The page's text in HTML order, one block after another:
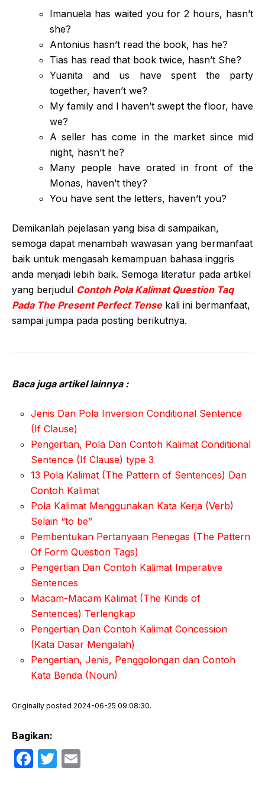
Imanuela has waited you for 2 hours, hasn’t
she?
Antonius hasn’t read the book, has he?
Tias has read that book twice, hasn’t She?
Yuanita and us have spent the party
together, haven’t we?
My family and l haven’t swept the floor, have
we?
A seller has come in the market since mid
night, hasn’t he?
Many people have orated in front of the
Monas, haven’t they?
You have sent the letters, haven’t you?
Demikanlah pejelasan yang bisa di sampaikan,
semoga dapat menambah wawasan yang bermanfaat
baik untuk mengasah kemampuan bahasa inggris
anda menjadi lebih baik. Semoga literatur pada artikel
yang berjudul Contoh Pola Kalimat Question Taq
Pada The Present Perfect Tensekali ini bermanfaat,
sampai jumpa pada posting berikutnya.
Baca juga artikel lainnya :
Jenis Dan Pola Inversion Conditional Sentence
(If Clause)
Pengertian, Pola Dan Contoh Kalimat Conditional
Sentence (If Clause) type 3
13 Pola Kalimat (The Pattern of Sentences) Dan
Contoh Kalimat
Pola Kalimat Menggunakan Kata Kerja (Verb)
Selain “to be”
Pembentukan Pertanyaan Penegas (The Pattern
Of Form Question Tags)
Pengertian Dan Contoh Kalimat Imperative
Sentences
Macam-Macam Kalimat (The Kinds of
Sentences) Terlengkap
Pengertian Dan Contoh Kalimat Concession
(Kata Dasar Mengalah)
Pengertian, Jenis, Penggolongan dan Contoh
Kata Benda (Noun)
Originally posted 2024-06-25 09:08:30.
Bagikan:
F
T